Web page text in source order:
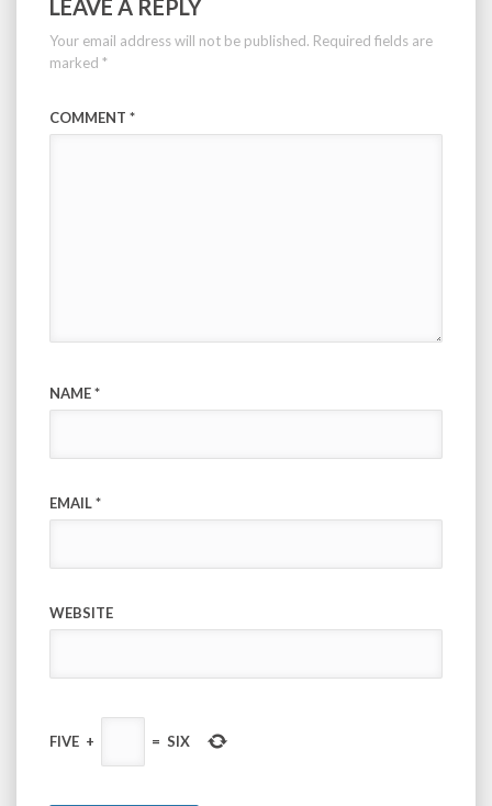
LEAVE A REPLY
Your email address will not be published. Required fields are
marked *
COMMENT *
NAME*
EMAIL*
WEBSITE
FIVE + = SIX